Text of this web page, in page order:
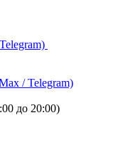
/ Telegram)
до 20:00)